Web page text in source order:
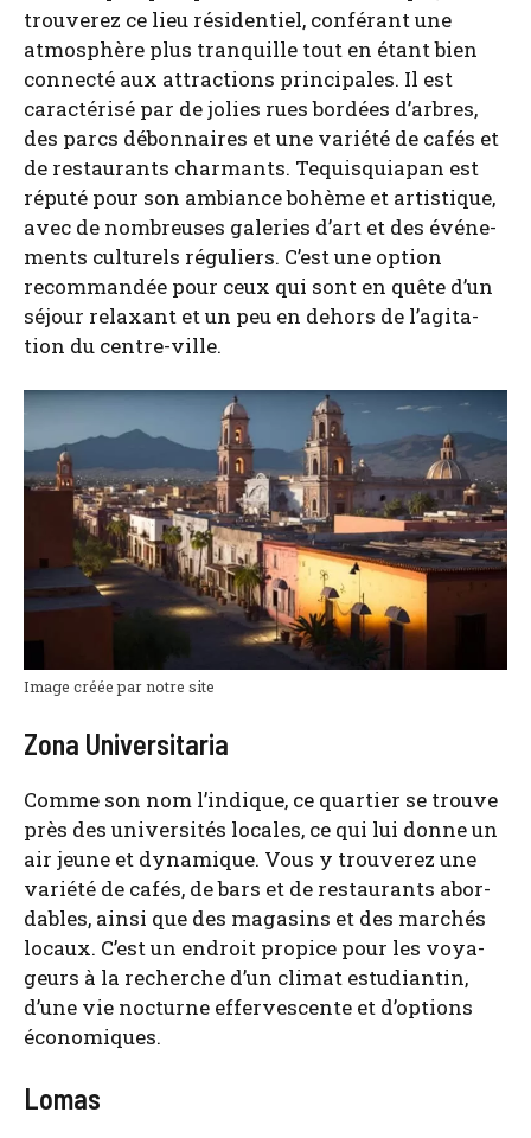
trou­ve­rez ce lieu rési­den­tiel, confé­rant une
atmo­sphère plus tran­quille tout en étant bien
connec­té aux attrac­tions prin­ci­pales. Il est
carac­té­ri­sé par de jolies rues bor­dées d’arbres,
des parcs débon­naires et une varié­té de cafés et
de res­tau­rants char­mants. Tequis­quia­pan est
répu­té pour son ambiance bohème et artis­tique,
avec de nom­breuses gale­ries d’art et des évé­ne­
ments cultu­rels régu­liers. C’est une option
recom­man­dée pour ceux qui sont en quête d’un
séjour relaxant et un peu en dehors de l’a­gi­ta­
tion du centre-ville.
Image créée par notre site
Zona Universitaria
Comme son nom l’in­dique, ce quar­tier se trouve
près des uni­ver­si­tés locales, ce qui lui donne un
air jeune et dyna­mique. Vous y trou­ve­rez une
varié­té de cafés, de bars et de res­tau­rants abor­
dables, ain­si que des maga­sins et des mar­chés
locaux. C’est un endroit pro­pice pour les voya­
geurs à la recherche d’un cli­mat estu­dian­tin,
d’une vie noc­turne effer­ves­cente et d’op­tions
éco­no­miques.
Lomas